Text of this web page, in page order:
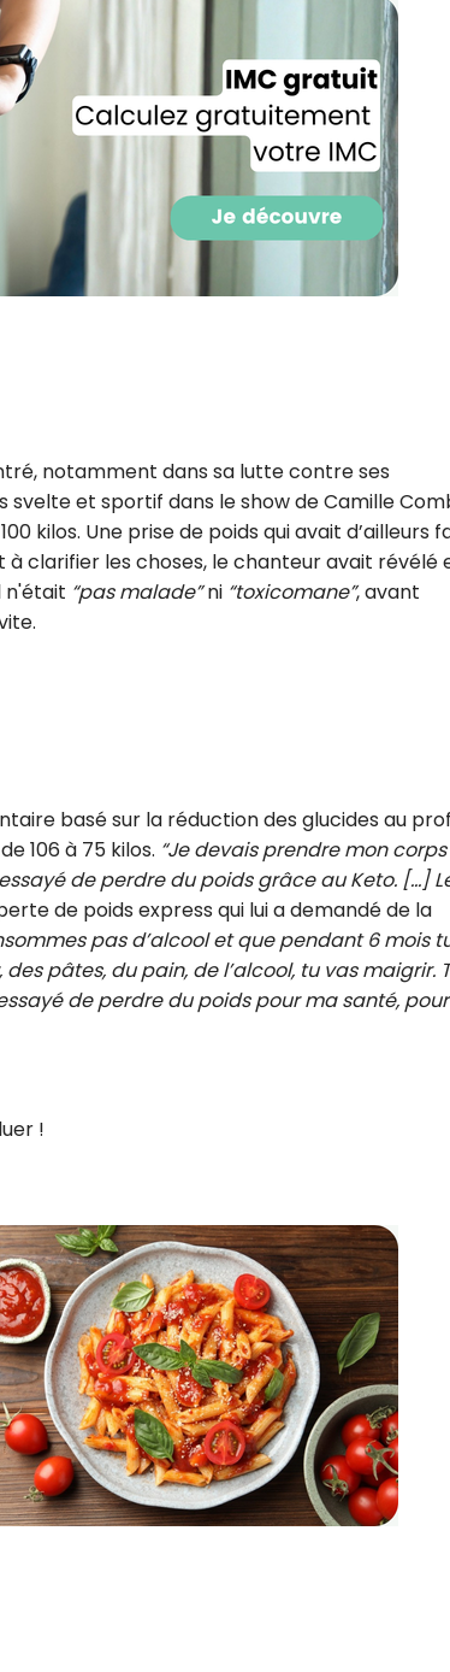
notamment dans sa lutte contre ses
svelte et sportif dans le show de Camille
kilos. Une prise de poids qui avait d’ailleurs
à clarifier les choses, le chanteur avait révélé
n'était “pas malade”ni “toxicomane”, avant
basé sur la réduction des glucides au
106 à 75 kilos. “Je devais prendre mon
de perdre du poids grâce au Keto. [...]
de poids express qui lui a demandé de la
pas d’alcool et que pendant 6 mois
pâtes, du pain, de l’alcool, tu vas maigrir.
de perdre du poids pour ma santé, pour
!
CROQ.
Je consens à ce que la société
Je reçois mon cadeau !
Votre adresse email sera utilisée par Digital Prisma
envoyer votre newsletter contenant des offres
personnalisées. Vous pourrez vous désinscrire en
désabonnement intégré dans la newsletter. Pour en
exercer vos droits, prenez connaissance de notreCharte
Confidentialité